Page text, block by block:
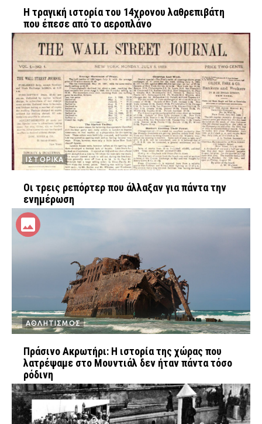
Η τραγική ιστορία του 14χρονου λαθρεπιβάτη
που έπεσε από το αεροπλάνο
ΙΣΤΟΡΙΚΑ
Οι τρεις ρεπόρτερ που άλλαξαν για πάντα την
ενημέρωση
ΑΘΛΗΤΙΣΜΟΣ
Πράσινο Ακρωτήρι: Η ιστορία της χώρας που
λατρέψαμε στο Μουντιάλ δεν ήταν πάντα τόσο
ρόδινη